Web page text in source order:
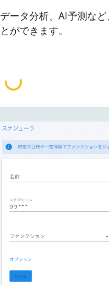
データ分析、AI予測な
とができます。